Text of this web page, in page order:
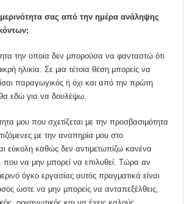
σας από την ημέρα ανάληψης
την οποία δεν μπορούσα να φανταστώ ότι
ηλικία. Σε μια τέτοια θέση μπορείς να
παραγωγικός ή όχι και από την πρώτη
εδώ για να δουλέψω.
μου που σχετίζεται με την προσβασιμότητα
με την αναπηρία μου στο
εύκολη καθώς δεν αντιμετωπίζω κανένα
να μην μπορεί να επιλυθεί. Τώρα αν
όγκο εργασίας αυτός πραγματικά είναι
ώστε να μην μπορείς να ανταπεξέλθεις,